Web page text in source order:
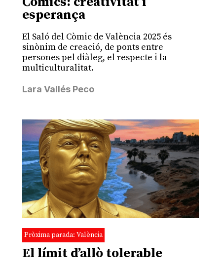
esperança
El Saló del Còmic de València 2025 és
sinònim de creació, de ponts entre
persones pel diàleg, el respecte i la
multiculturalitat.
Lara Vallés Peco
Pròxima parada: València
El límit d’allò tolerable